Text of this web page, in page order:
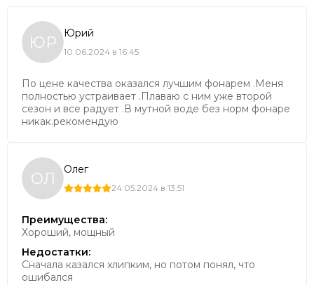
В комплект поставки входит только фонарь, ремешок
и запасной набор О-рингов.
Аккумуляторы и зарядное устройство
приобретаются отдельно.
ЮР Юрий
10.06.2024 в 16:45
По цене качества оказался лучшим фонарем .Меня
полностью устраивает .Плаваю с ним уже второй
сезон и все радует .В мутной воде без норм фонаре
никак.рекомендую
ОЛ Олег
24.05.2024 в 13:51
Преимущества:
Хороший, мощный
Недостатки:
Сначала казался хлипким, но потом понял, что
ошибался